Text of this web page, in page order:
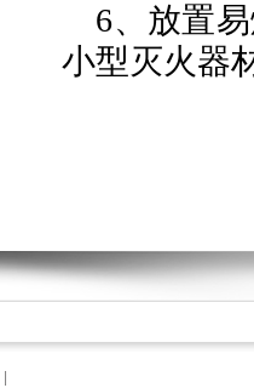
6、放置
小型灭火器